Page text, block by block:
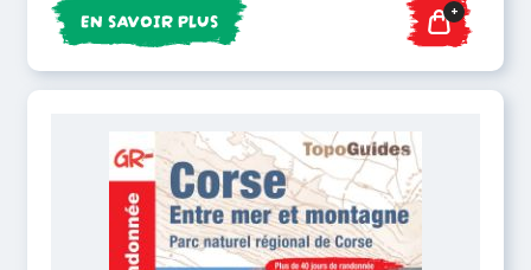
EN SAVOIR PLUS +